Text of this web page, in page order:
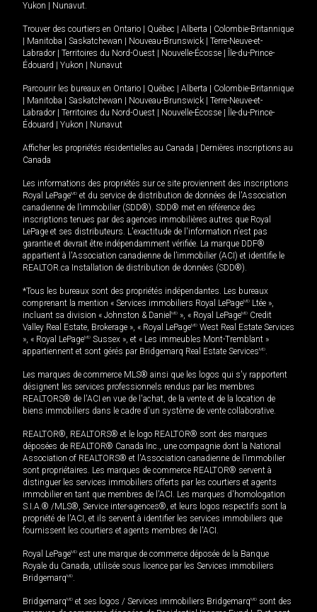
Yukon
Nunavut.
Trouver des courtiers en Ontario Québec Alberta
Colombie-Britannique
Manitoba Saskatchewan Nouveau-Brunswick
Terre-Neuve-et-
Labrador
Territoires du Nord-Ouest Nouvelle-Écosse
Île-du-Prince-
Édouard
Yukon Nunavut
Parcourir les bureaux en Ontario Québec Alberta
Colombie-Britannique
Manitoba Saskatchewan Nouveau-Brunswick
Terre-Neuve-et-
Labrador
Territoires du Nord-Ouest Nouvelle-Écosse
Île-du-Prince-
Édouard
Yukon Nunavut
Afficher les propriétés résidentielles au Canada
Dernières inscriptions au
Canada
Les informations des propriétés sur ce site proviennent des inscriptions
Royal LePageMD et du service de distribution de données de l'Association
canadienne de l’immobilier (SDD®). SDD® met en référence des
inscriptions tenues par des agences immobilières autres que Royal
LePage et ses distributeurs. L'exactitude de l'information n'est pas
garantie et devrait être indépendamment vérifiée. La marque DDF®
appartient à l'Association canadienne de l’immobilier (ACI) et identifie le
REALTOR.ca Installation de distribution de données (SDD®).
*Tous les bureaux sont des propriétés indépendantes. Les bureaux
comprenant la mention « Services immobiliers Royal LePageMD Ltée »,
incluant sa division « Johnston & Daniel MD », « Royal LePageMD Credit
Valley Real Estate, Brokerage », « Royal LePageMD West Real Estate Services
», « Royal LePageMD Sussex », et « Les immeubles Mont-Tremblant »
appartiennent et sont gérés par Bridgemarq Real Estate ServicesMD.
Les marques de commerce MLS® ainsi que les logos qui s'y rapportent
désignent les services professionnels rendus par les membres
REALTORS® de l'ACI en vue de l'achat, de la vente et de la location de
biens immobiliers dans le cadre d'un système de vente collaborative.
REALTOR®, REALTORS® et le logo REALTOR® sont des marques
déposées de REALTOR® Canada Inc., une compagnie dont la National
Association of REALTORS® et l'Association canadienne de l’immobilier
sont propriétaires. Les marques de commerce REALTOR® servent à
distinguer les services immobiliers offerts par les courtiers et agents
immobilier en tant que membres de l'ACI. Les marques d'homologation
S.I.A.® /MLS®, Service inter-agences®, et leurs logos respectifs sont la
propriété de l'ACI, et ils servent à identifier les services immobiliers que
fournissent les courtiers et agents membres de l'ACI.
Royal LePageMD est une marque de commerce déposée de la Banque
Royale du Canada, utilisée sous licence par les Services immobiliers
BridgemarqMD.
BridgemarqMD et ses logos / Services immobiliers BridgemarqMD sont des